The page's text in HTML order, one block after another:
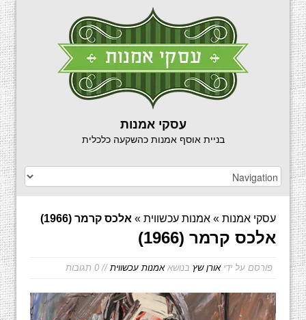
עסקי אמנות
בניית אוסף אמנות כהשקעה כלכלית
עסקי אמנות » אמנות עכשווית » אלכס קרמר (1966)
אלכס קרמר (1966)
פורסם על ידיאורן שץ בנושאאמנות עכשווית// 0 תגובות